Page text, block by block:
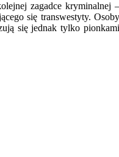
zagadce kryminalnej –
się transwestyty. Osoby
się jednak tylko pionkami